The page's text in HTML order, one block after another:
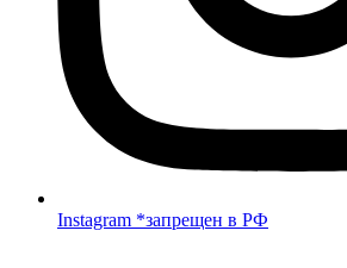
Instagram *запрещен в РФ